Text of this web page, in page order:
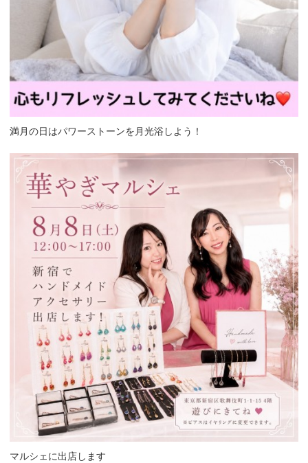
満月の日はパワーストーンを月光浴しよう！
マルシェに出店します